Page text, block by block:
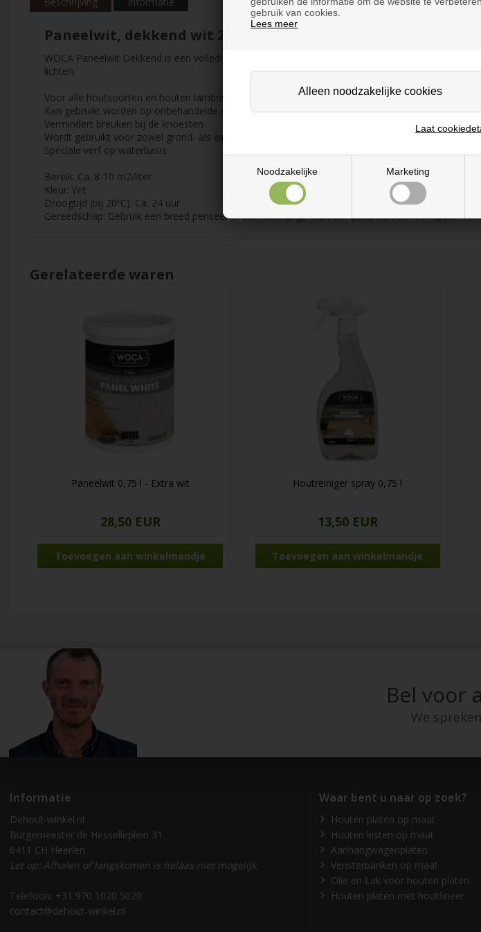
gebruik van cookies.
Lees meer
Noodzakelijke Marketing
Laat
Paneelwit, dekkend wit 2,5 l
WOCA Paneelwit Dekkend is een volledig matte speciale verf, die wordt gebruikt om vergeeld
lichten.
Voor alle houtsoorten en houten lambrisering
Kan gebruikt worden op onbehandelde of eerder gelakte oppervlaktes. Gebruikt voor vergeeld
Vermindert breuken bij de knoesten
Wordt gebruikt voor zowel grond- als eindbehandeling en is zeer makkelijk aan te brengen
Speciale verf op waterbasis
Bereik: Ca. 8-10 m2/liter
Kleur: Wit
Droogtijd (bij 20ºC): Ca. 24 uur
Gereedschap: Gebruik een breed penseel of een kortharige viltroller. Geschikt voor verfspuit.
Gerelateerde waren
Paneelwit 0,75 l - Extra wit
28,50 EUR
Houtreiniger spray 0,75 l
13,50 EUR
Bel voor
We
Informatie
Dehout-winkel.nl
Burgemeester de Hesselleplein 31
6411 CH Heerlen
Let op: Afhalen of langskomen is helaas niet mogelijk.
Telefoon: +31 970 1020 5020
contact@dehout-winkel.nl
Waar bent u naar op zoek?
Houten platen op maat
Houten kisten op maat
Aanhangwagenplaten
Vensterbanken op maat
Olie en Lak voor houten platen
Houten platen met houtfineer